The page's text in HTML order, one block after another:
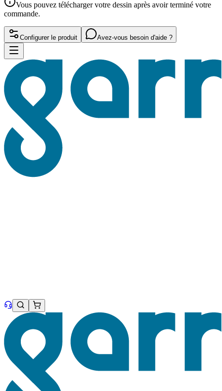
Vous pouvez télécharger votre dessin après avoir terminé votre
commande.
Configurer le produit Avez-vous besoin d'aide ?